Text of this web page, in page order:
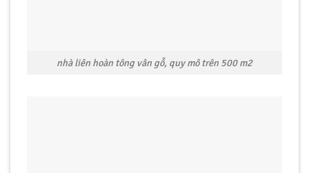
nhà liên hoàn tông vân gỗ, quy mô trên 500 m2